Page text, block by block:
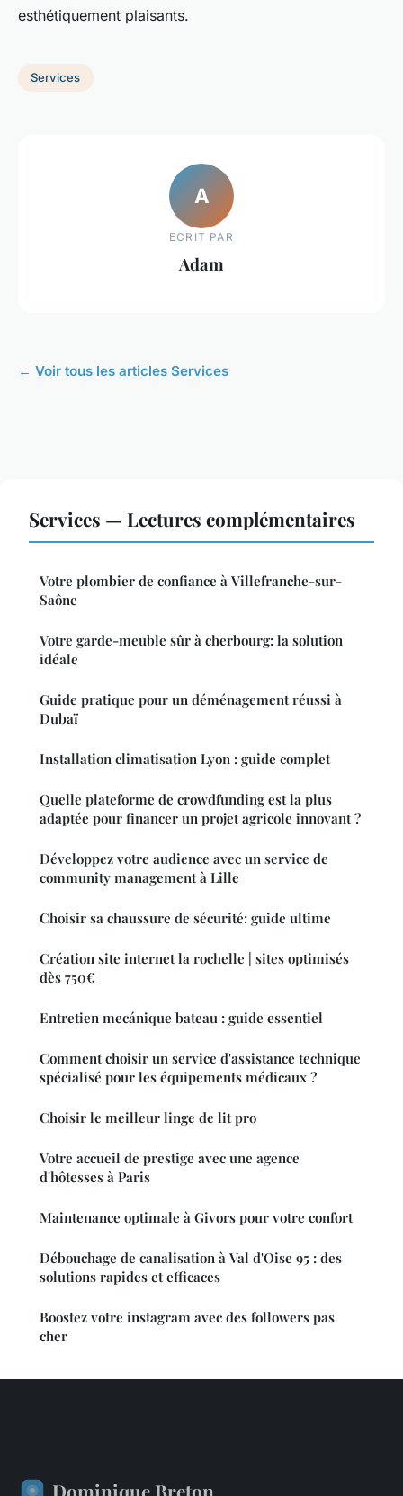
esthétiquement plaisants.
Services
A
ECRIT PAR
Adam
← Voir tous les articles Services
Services — Lectures complémentaires
Votre plombier de confiance à Villefranche-sur-
Saône
Votre garde-meuble sûr à cherbourg: la solution
idéale
Guide pratique pour un déménagement réussi à
Dubaï
Installation climatisation Lyon : guide complet
Quelle plateforme de crowdfunding est la plus
adaptée pour financer un projet agricole innovant ?
Développez votre audience avec un service de
community management à Lille
Choisir sa chaussure de sécurité: guide ultime
Création site internet la rochelle | sites optimisés
dès 750€
Entretien mecánique bateau : guide essentiel
Comment choisir un service d'assistance technique
spécialisé pour les équipements médicaux ?
Choisir le meilleur linge de lit pro
Votre accueil de prestige avec une agence
d'hôtesses à Paris
Maintenance optimale à Givors pour votre confort
Débouchage de canalisation à Val d'Oise 95 : des
solutions rapides et efficaces
Boostez votre instagram avec des followers pas
cher
Dominique Breton